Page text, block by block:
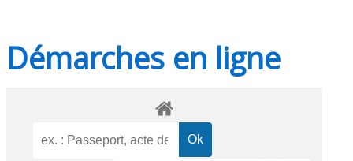
Démarches en ligne